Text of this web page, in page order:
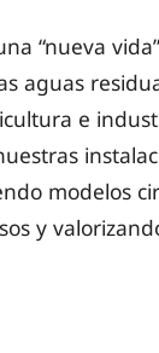
“nueva
aguas
e
modelos
y